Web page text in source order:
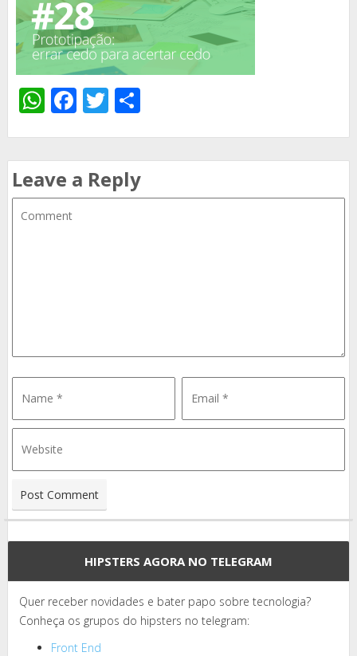
WhatsApp
Facebook
Twitter
Leave a Reply
HIPSTERS AGORA NO TELEGRAM
Quer receber novidades e bater papo sobre tecnologia?
Conheça os grupos do hipsters no telegram:
Front End